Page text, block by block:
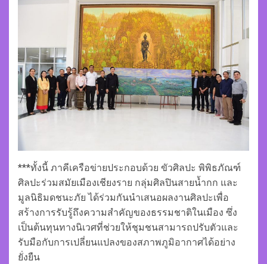
***ทั้งนี้ ภาคีเครือข่ายประกอบด้วย ขัวศิลปะ พิพิธภัณฑ์
ศิลปะร่วมสมัยเมืองเชียงราย กลุ่มศิลปินสายน้ำกก และ
มูลนิธิมดชนะภัย ได้ร่วมกันนำเสนอผลงานศิลปะเพื่อ
สร้างการรับรู้ถึงความสำคัญของธรรมชาติในเมือง ซึ่ง
เป็นต้นทุนทางนิเวศที่ช่วยให้ชุมชนสามารถปรับตัวและ
รับมือกับการเปลี่ยนแปลงของสภาพภูมิอากาศได้อย่าง
ยั่งยืน